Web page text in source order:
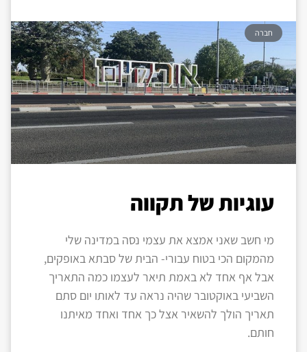
חברה
עוגיות של תקווה
מי חשב שאני אמצא את עצמי נסה במדינה שלי
מהמקום הכי בטוח עבורי- הבית של סבתא באופקים,
אבל אף אחד לא באמת תיאר לעצמו כמה התאריך
השביעי באוקטובר שהיה נראה עד לאותו יום סתם
תאריך הולך להשאיר אצל כך אחד ואחד מאיתנו
חותם.